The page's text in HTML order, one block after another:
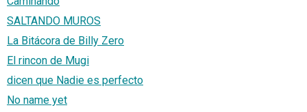
SALTANDO MUROS
La Bitácora de Billy Zero
El rincon de Mugi
dicen que Nadie es perfecto
No name yet